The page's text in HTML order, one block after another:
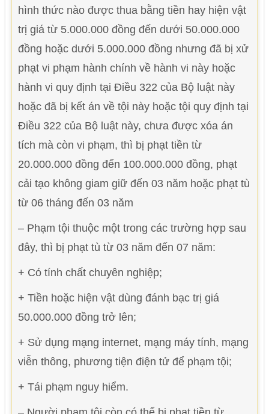
hình thức nào được thua bằng tiền hay hiện vật
trị giá từ 5.000.000 đồng đến dưới 50.000.000
đồng hoặc dưới 5.000.000 đồng nhưng đã bị xử
phạt vi phạm hành chính về hành vi này hoặc
hành vi quy định tại Điều 322 của Bộ luật này
hoặc đã bị kết án về tội này hoặc tội quy định tại
Điều 322 của Bộ luật này, chưa được xóa án
tích mà còn vi phạm, thì bị phạt tiền từ
20.000.000 đồng đến 100.000.000 đồng, phạt
cải tạo không giam giữ đến 03 năm hoặc phạt tù
từ 06 tháng đến 03 năm
– Phạm tội thuộc một trong các trường hợp sau
đây, thì bị phạt tù từ 03 năm đến 07 năm:
+ Có tính chất chuyên nghiệp;
+ Tiền hoặc hiện vật dùng đánh bạc trị giá
50.000.000 đồng trở lên;
+ Sử dụng mạng internet, mạng máy tính, mạng
viễn thông, phương tiện điện tử để phạm tội;
+ Tái phạm nguy hiểm.